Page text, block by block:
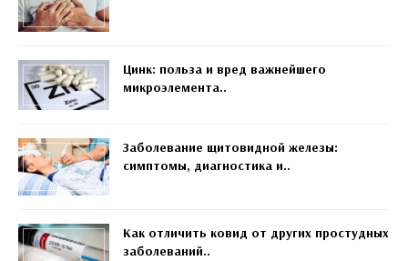
Цинк: польза и вред важнейшего
микроэлемента..
Заболевание щитовидной железы:
симптомы, диагностика и..
Как отличить ковид от других простудных
заболеваний..